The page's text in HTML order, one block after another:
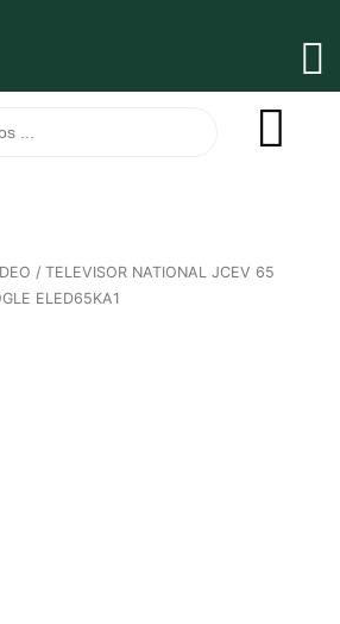
/ TELEVISOR NATIONAL JCEV 65
ELED65KA1